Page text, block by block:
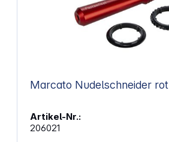
Marcato Nudelschneider rot
Artikel-Nr.:
206021